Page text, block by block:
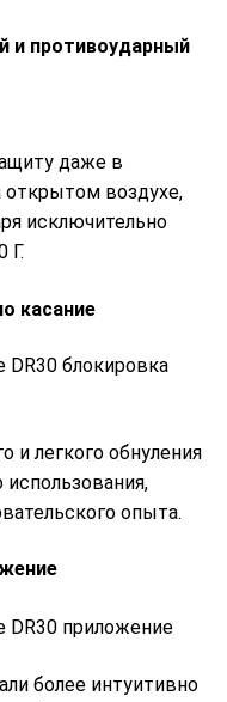
и противоударный
даже в
открытом воздухе,
исключительно
Г.
касание
и легкого обнуления
опыта.
более интуитивно